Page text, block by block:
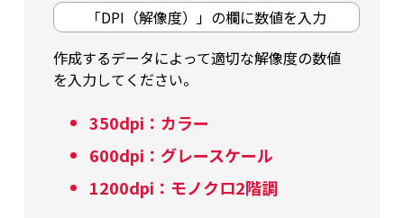
「DPI（解像度）」の欄に数値を入力
作成するデータによって適切な解像度の数値
を入力してください。
350dpi：カラー
600dpi：グレースケール
1200dpi：モノクロ2階調